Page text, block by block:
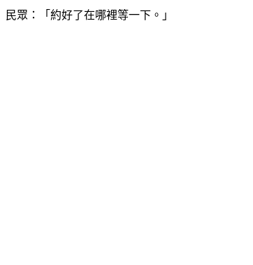
民眾：「約好了在哪裡等一下。」